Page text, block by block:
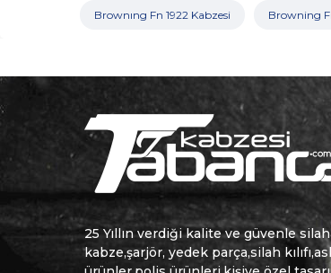
Brownıng Fn 1922 Kabzesi Browning
25 Yıllın verdiği kalite ve güvenle
kabze,şarjör, yedek parça,silah